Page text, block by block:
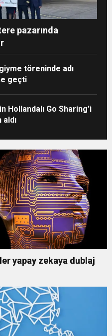
pazarında
töreninde adı
geçti
Hollandalı Go Sharing’i
aldı
yapay zekaya dublaj